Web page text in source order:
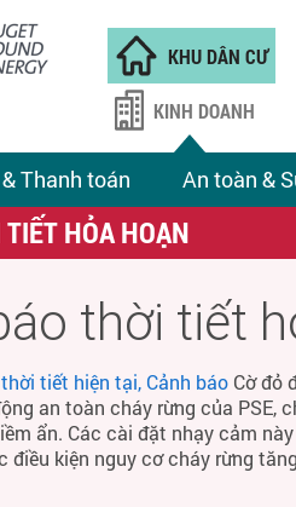
KHU DÂN CƯ
Thanh toán An toàn &
KINH DOANH
HỎA HOẠN
thời tiết
tiết hiện tại, Cảnh báo Cờ đỏ
an toàn cháy rừng của PSE,
ẩn. Các cài đặt nhạy cảm
điều kiện nguy cơ cháy rừng